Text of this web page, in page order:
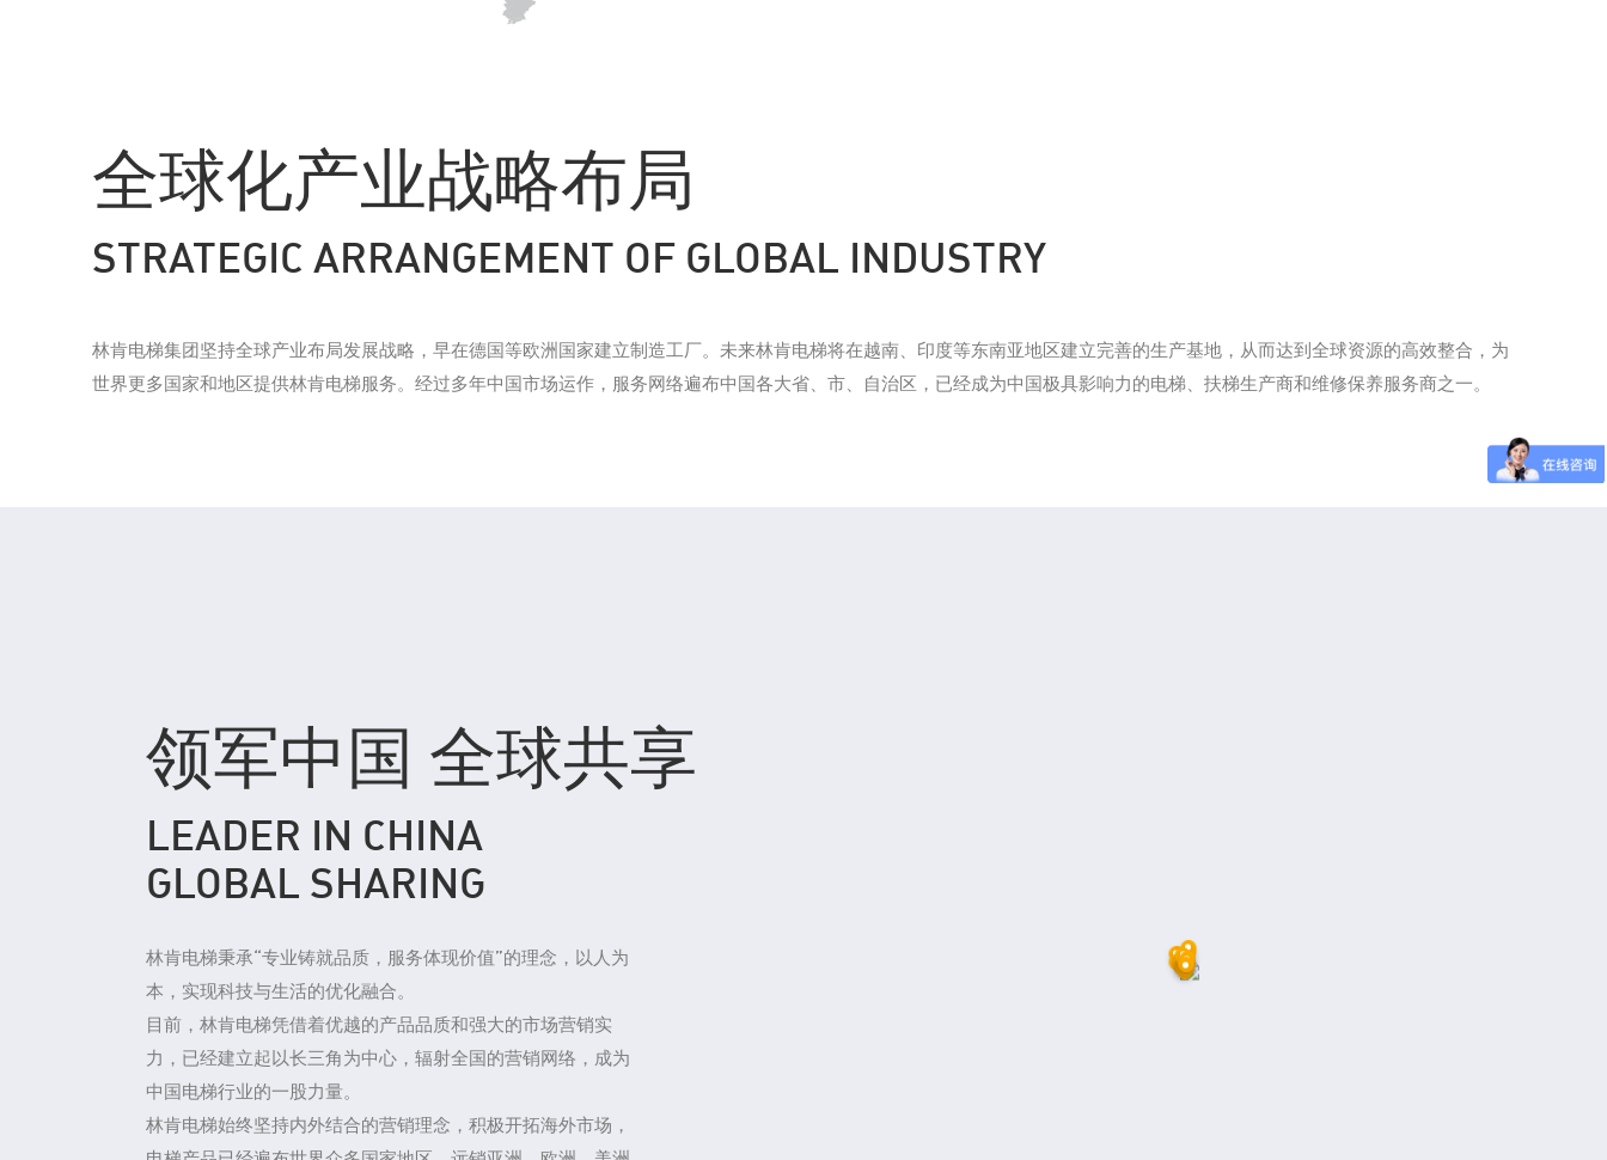
全球化产业战略布局
STRATEGIC ARRANGEMENT OF GLOBAL INDUSTRY
林肯电梯集团坚持全球产业布局发展战略，早在德国等欧洲国家建立制造工厂。未来林肯电梯将在越南、印度等东南亚地区建立完善的生产基地，从而达到全球资源的高效整合，为
世界更多国家和地区提供林肯电梯服务。经过多年中国市场运作，服务网络遍布中国各大省、市、自治区，已经成为中国极具影响力的电梯、扶梯生产商和维修保养服务商之一。
领军中国 全球共享
LEADER IN CHINA
GLOBAL SHARING
林肯电梯秉承“专业铸就品质，服务体现价值”的理念，以人为
本，实现科技与生活的优化融合。
目前，林肯电梯凭借着优越的产品品质和强大的市场营销实
力，已经建立起以长三角为中心，辐射全国的营销网络，成为
中国电梯行业的一股力量。
林肯电梯始终坚持内外结合的营销理念，积极开拓海外市场，